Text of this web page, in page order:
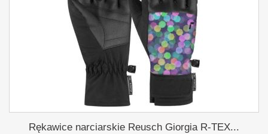
Rękawice narciarskie Reusch Giorgia R-TEX...